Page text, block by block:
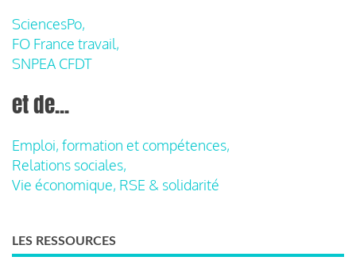
SciencesPo,
FO France travail,
SNPEA CFDT
et de...
Emploi, formation et compétences,
Relations sociales,
Vie économique, RSE & solidarité
LES RESSOURCES